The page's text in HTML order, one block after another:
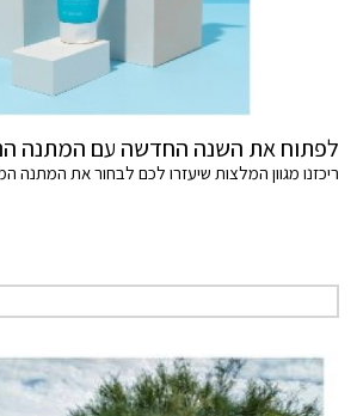
לפתוח את השנה החדשה עם המתנה
ריכזנו מגוון המלצות שיעזרו לכם לבחור את המתנה